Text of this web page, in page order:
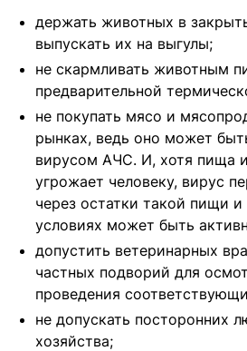
держать животных в
выпускать их на выгулы;
не скармливать животным
предварительной
не покупать мясо и
рынках, ведь оно может
вирусом АЧС. И, хотя пища
угрожает человеку, вирус
через остатки такой пищи и
условиях может быть
допустить ветеринарных
частных подворий для
проведения
не допускать посторонних
хозяйства;